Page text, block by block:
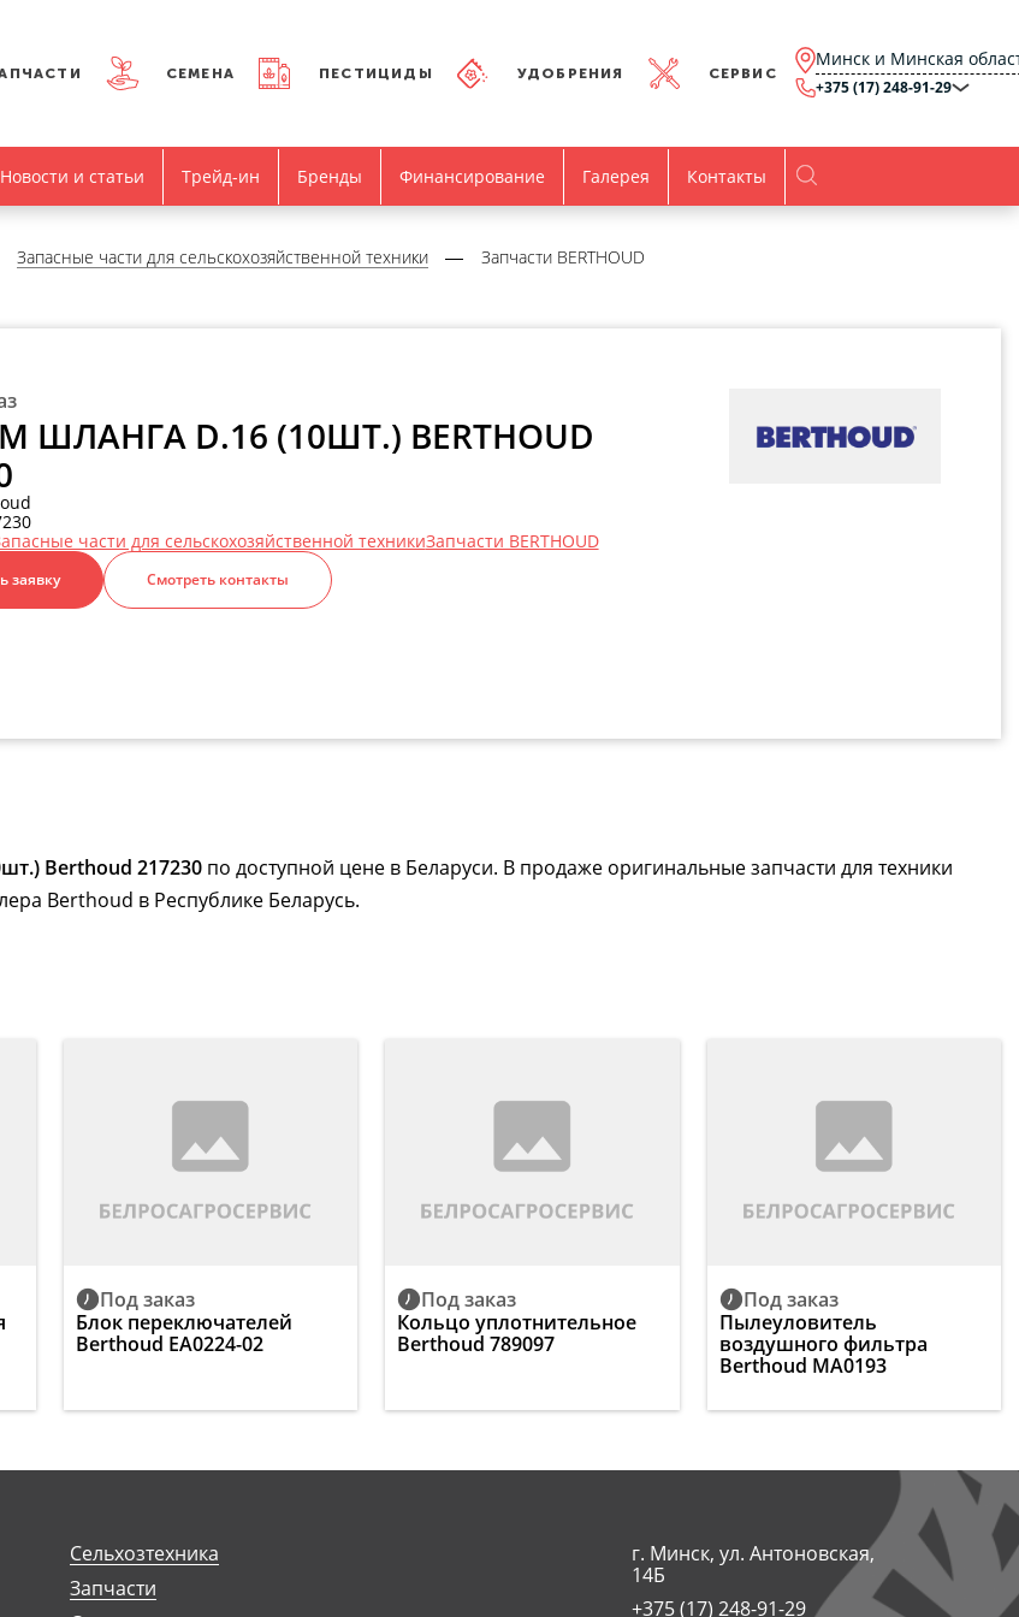
СЕМЕНА ПЕСТИЦИДЫ УДОБРЕНИЯ СЕРВИС
Минск и Минская
область
Гомель и Гомельская
+375 (17) 248-91-29
office@agro.by
Время работы
Пн-Пт: 8.00-17.00
Новости и статьи Трейд-ин Бренды Финансирование Галерея Контакты
Запасные части для сельскохозяйственной техники Запчасти BERTHOUD
ШЛАНГА D.16 (10ШТ.) BERTHOUD
части для сельскохозяйственной техникиЗапчасти BERTHOUD
заявку Смотреть контакты
Berthoud 217230 по доступной цене в Беларуси. В продаже оригинальные запчасти для техники
Berthoud в Республике Беларусь.
Под заказ
Блок переключателей
Berthoud EA0224-02
Под заказ
Кольцо уплотнительное
Berthoud 789097
Под заказ
Пылеуловитель
воздушного фильтра
Berthoud MA0193
Сельхозтехника
Запчасти
г. Минск, ул. Антоновская,
14Б
+375 (17) 248-91-29